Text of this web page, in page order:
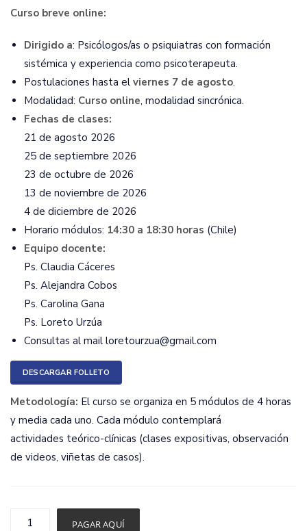
Curso breve online:
Dirigido a: Psicólogos/as o psiquiatras con formación
sistémica y experiencia como psicoterapeuta.
Postulaciones hasta el viernes 7 de agosto.
Modalidad: Curso online, modalidad sincrónica.
Fechas de clases:
21 de agosto 2026
25 de septiembre 2026
23 de octubre de 2026
13 de noviembre de 2026
4 de diciembre de 2026
Horario módulos: 14:30 a 18:30 horas (Chile)
Equipo docente:
Ps. Claudia Cáceres
Ps. Alejandra Cobos
Ps. Carolina Gana
Ps. Loreto Urzúa
Consultas al mail loretourzua@gmail.com
DESCARGAR FOLLETO
Metodología: El curso se organiza en 5 módulos de 4 horas
y media cada uno. Cada módulo contemplará
actividades teórico-clínicas (clases expositivas, observación
de videos, viñetas de casos).
Procesos
PAGAR AQUÍ